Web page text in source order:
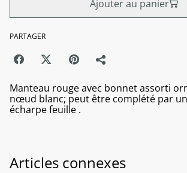
Ajouter au panier
PARTAGER
Manteau rouge avec bonnet assorti
nœud blanc; peut être complété par
écharpe feuille .
Articles connexes